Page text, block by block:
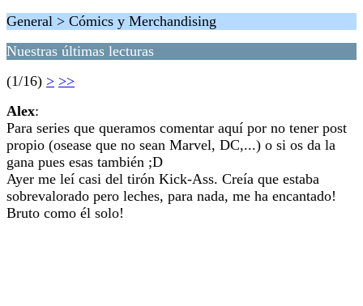
General > Cómics y Merchandising
Nuestras últimas lecturas
(1/16) > >>
Alex:
Para series que queramos comentar aquí por no tener post
propio (osease que no sean Marvel, DC,...) o si os da la
gana pues esas también ;D
Ayer me leí casi del tirón Kick-Ass. Creía que estaba
sobrevalorado pero leches, para nada, me ha encantado!
Bruto como él solo!